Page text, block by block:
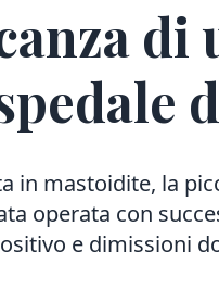
di
in mastoidite, la
operata con
e dimissioni